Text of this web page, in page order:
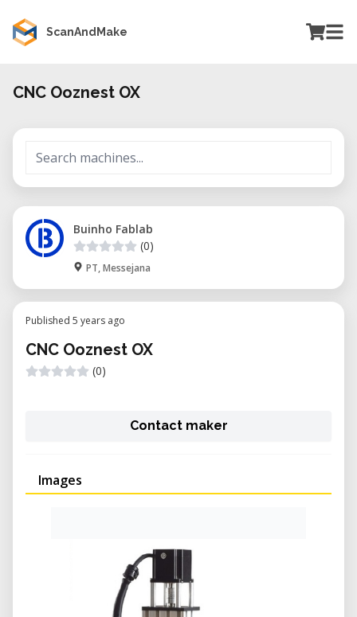
ScanAndMake
CNC Ooznest OX
Buinho Fablab
(0)
PT, Messejana
Published 5 years ago
CNC Ooznest OX
(0)
Contact maker
Images